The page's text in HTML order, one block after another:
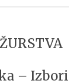
– Izbori